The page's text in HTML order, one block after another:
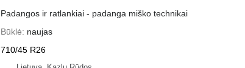
Padangos ir ratlankiai - padanga miško technikai
Būklė
naujas
710/45 R26